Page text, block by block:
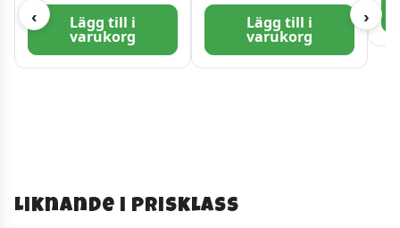
‹
Lägg till i
varukorg
Lägg till i
varukorg
›
Liknande i prisklass